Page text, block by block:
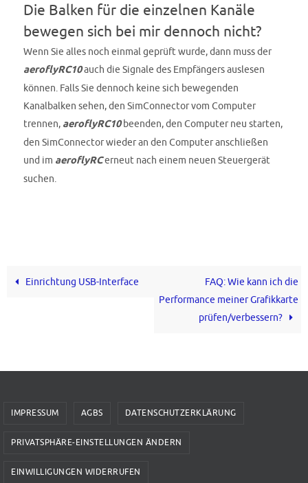
Die Balken für die einzelnen Kanäle
bewegen sich bei mir dennoch nicht?
Wenn Sie alles noch einmal geprüft wurde, dann muss der
aeroflyRC10auch die Signale des Empfängers auslesen
können. Falls Sie dennoch keine sich bewegenden
Kanalbalken sehen, den SimConnector vom Computer
trennen, aeroflyRC10beenden, den Computer neu starten,
den SimConnector wieder an den Computer anschließen
und im aeroflyRCerneut nach einem neuen Steuergerät
suchen.
Einrichtung USB-Interface
FAQ: Wie kann ich die
Performance meiner Grafikkarte
prüfen/verbessern?
IMPRESSUM AGBS DATENSCHUTZERKLÄRUNG
PRIVATSPHÄRE-EINSTELLUNGEN ÄNDERN
EINWILLIGUNGEN WIDERRUFEN